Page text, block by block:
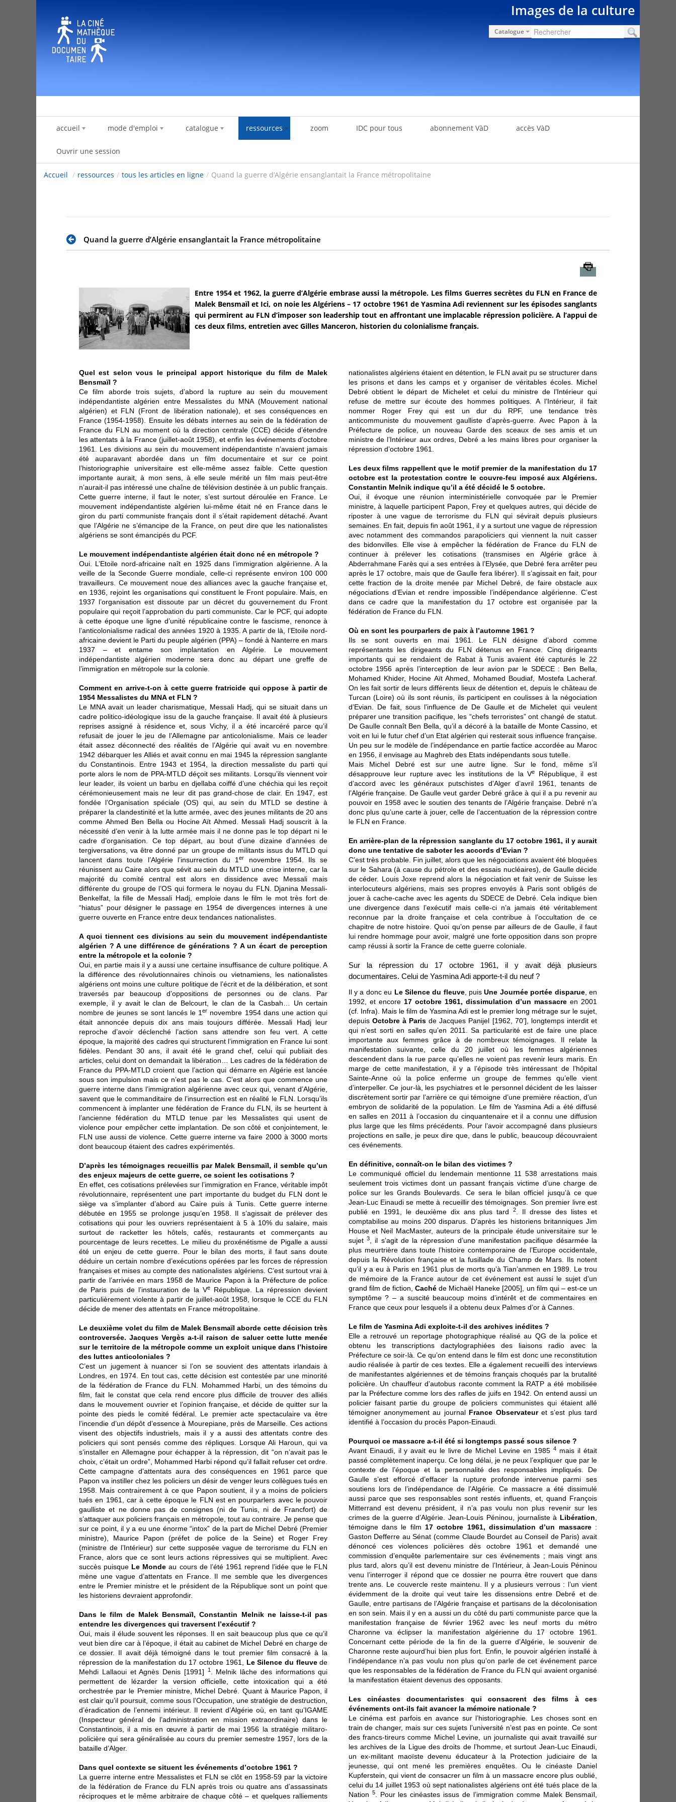
Images de la culture
Catalogue
accueil mode d'emploi catalogue ressources zoom IDC pour tous abonnement VàD accès VàD
Ouvrir une session
Accueil / ressources / tous les articles en ligne / Quand la guerre d’Algérie ensanglantait la France métropolitaine
Quand la guerre d’Algérie ensanglantait la France métropolitaine
Entre 1954 et 1962, la guerre d’Algérie embrase aussi la métropole. Les films Guerres secrètes du FLN en France de
Malek Bensmaïl et Ici, on noie les Algériens – 17 octobre 1961 de Yasmina Adi reviennent sur les épisodes sanglants
qui permirent au FLN d’imposer son leadership tout en affrontant une implacable répression policière. A l’appui de
ces deux films, entretien avec Gilles Manceron, historien du colonialisme français.
Quel est selon vous le principal apport historique du film de Malek
Bensmaïl ?
Ce film aborde trois sujets, d’abord la rupture au sein du mouvement
indépendantiste algérien entre Messalistes du MNA (Mouvement national
algérien) et FLN (Front de libération nationale), et ses conséquences en
France (1954-1958). Ensuite les débats internes au sein de la fédération de
France du FLN au moment où la direction centrale (CCE) décide d’étendre
les attentats à la France (juillet-août 1958), et enfin les événements d’octobre
1961. Les divisions au sein du mouvement indépendantiste n’avaient jamais
été auparavant abordée dans un film documentaire et sur ce point
l’historiographie universitaire est elle-même assez faible. Cette question
importante aurait, à mon sens, à elle seule mérité un film mais peut-être
n’aurait-il pas intéressé une chaîne de télévision destinée à un public français.
Cette guerre interne, il faut le noter, s’est surtout déroulée en France. Le
mouvement indépendantiste algérien lui-même était né en France dans le
giron du parti communiste français dont il s’était rapidement détaché. Avant
que l’Algérie ne s’émancipe de la France, on peut dire que les nationalistes
algériens se sont émancipés du PCF.
Le mouvement indépendantiste algérien était donc né en métropole ?
Oui. L’Etoile nord-africaine naît en 1925 dans l’immigration algérienne. A la
veille de la Seconde Guerre mondiale, celle-ci représente environ 100 000
travailleurs. Ce mouvement noue des alliances avec la gauche française et,
en 1936, rejoint les organisations qui constituent le Front populaire. Mais, en
1937 l’organisation est dissoute par un décret du gouvernement du Front
populaire qui reçoit l’approbation du parti communiste. Car le PCF, qui adopte
à cette époque une ligne d’unité républicaine contre le fascisme, renonce à
l’anticolonialisme radical des années 1920 à 1935. A partir de là, l’Etoile nord-
africaine devient le Parti du peuple algérien (PPA) – fondé à Nanterre en mars
1937 – et entame son implantation en Algérie. Le mouvement
indépendantiste algérien moderne sera donc au départ une greffe de
l’immigration en métropole sur la colonie.
Comment en arrive-t-on à cette guerre fratricide qui oppose à partir de
1954 Messalistes du MNA et FLN ?
Le MNA avait un leader charismatique, Messali Hadj, qui se situait dans un
cadre politico-idéologique issu de la gauche française. Il avait été à plusieurs
reprises assigné à résidence et, sous Vichy, il a été incarcéré parce qu’il
refusait de jouer le jeu de l’Allemagne par anticolonialisme. Mais ce leader
était assez déconnecté des réalités de l’Algérie qui avait vu en novembre
1942 débarquer les Alliés et avait connu en mai 1945 la répression sanglante
du Constantinois. Entre 1943 et 1954, la direction messaliste du parti qui
porte alors le nom de PPA-MTLD déçoit ses militants. Lorsqu’ils viennent voir
leur leader, ils voient un barbu en djellaba coiffé d’une chéchia qui les reçoit
cérémonieusement mais ne leur dit pas grand-chose de clair. En 1947, est
fondée l’Organisation spéciale (OS) qui, au sein du MTLD se destine à
préparer la clandestinité et la lutte armée, avec des jeunes militants de 20 ans
comme Ahmed Ben Bella ou Hocine Aït Ahmed. Messali Hadj souscrit à la
nécessité d’en venir à la lutte armée mais il ne donne pas le top départ ni le
cadre d’organisation. Ce top départ, au bout d’une dizaine d’années de
tergiversations, va être donné par un groupe de militants issus du MTLD qui
lancent dans toute l’Algérie l’insurrection du 1er
novembre 1954. Ils se
réunissent au Caire alors que sévit au sein du MTLD une crise interne, car la
majorité du comité central est alors en dissidence avec Messali mais
différente du groupe de l’OS qui formera le noyau du FLN. Djanina Messali-
Benkelfat, la fille de Messali Hadj, emploie dans le film le mot très fort de
“hiatus” pour désigner le passage en 1954 de divergences internes à une
guerre ouverte en France entre deux tendances nationalistes.
A quoi tiennent ces divisions au sein du mouvement indépendantiste
algérien ? A une différence de générations ? A un écart de perception
entre la métropole et la colonie ?
Oui, en partie mais il y a aussi une certaine insuffisance de culture politique. A
la différence des révolutionnaires chinois ou vietnamiens, les nationalistes
algériens ont moins une culture politique de l’écrit et de la délibération, et sont
traversés par beaucoup d’oppositions de personnes ou de clans. Par
exemple, il y avait le clan de Belcourt, le clan de la Casbah… Un certain
nombre de jeunes se sont lancés le 1er novembre 1954 dans une action qui
était annoncée depuis dix ans mais toujours différée. Messali Hadj leur
reproche d’avoir déclenché l’action sans attendre son feu vert. A cette
époque, la majorité des cadres qui structurent l’immigration en France lui sont
fidèles. Pendant 30 ans, il avait été le grand chef, celui qui publiait des
articles, celui dont on demandait la libération… Les cadres de la fédération de
France du PPA-MTLD croient que l’action qui démarre en Algérie est lancée
sous son impulsion mais ce n’est pas le cas. C’est alors que commence une
guerre interne dans l’immigration algérienne avec ceux qui, venant d’Algérie,
savent que le commanditaire de l’insurrection est en réalité le FLN. Lorsqu’ils
commencent à implanter une fédération de France du FLN, ils se heurtent à
l’ancienne fédération du MTLD tenue par les Messalistes qui usent de
violence pour empêcher cette implantation. De son côté et conjointement, le
FLN use aussi de violence. Cette guerre interne va faire 2000 à 3000 morts
dont beaucoup étaient des cadres expérimentés.
D’après les témoignages recueillis par Malek Bensmaïl, il semble qu’un
des enjeux majeurs de cette guerre, ce soient les cotisations ?
En effet, ces cotisations prélevées sur l’immigration en France, véritable impôt
révolutionnaire, représentent une part importante du budget du FLN dont le
siège va s’implanter d’abord au Caire puis à Tunis. Cette guerre interne
débutée en 1955 se prolonge jusqu’en 1958. Il s’agissait de prélever des
cotisations qui pour les ouvriers représentaient à 5 à 10% du salaire, mais
surtout de racketter les hôtels, cafés, restaurants et commerçants au
pourcentage de leurs recettes. Le milieu du proxénétisme de Pigalle a aussi
été un enjeu de cette guerre. Pour le bilan des morts, il faut sans doute
déduire un certain nombre d’exécutions opérées par les forces de répression
françaises et mises au compte des nationalistes algériens. C’est surtout vrai à
partir de l’arrivée en mars 1958 de Maurice Papon à la Préfecture de police
de Paris puis de l’instauration de la Ve
République. La répression devient
particulièrement violente à partir de juillet-août 1958, lorsque le CCE du FLN
décide de mener des attentats en France métropolitaine.
Le deuxième volet du film de Malek Bensmaïl aborde cette décision très
controversée. Jacques Vergès a-t-il raison de saluer cette lutte menée
sur le territoire de la métropole comme un exploit unique dans l’histoire
des luttes anticoloniales ?
C’est un jugement à nuancer si l’on se souvient des attentats irlandais à
Londres, en 1974. En tout cas, cette décision est contestée par une minorité
de la fédération de France du FLN. Mohammed Harbi, un des témoins du
film, fait le constat que cela rend encore plus difficile de trouver des alliés
dans le mouvement ouvrier et l’opinion française, et décide de quitter sur la
pointe des pieds le comité fédéral. Le premier acte spectaculaire va être
l’incendie d’un dépôt d’essence à Mourepiane, près de Marseille. Ces actions
visent des objectifs industriels, mais il y a aussi des attentats contre des
policiers qui sont pensés comme des répliques. Lorsque Ali Haroun, qui va
s’installer en Allemagne pour échapper à la répression, dit “on n’avait pas le
choix, c’était un ordre”, Mohammed Harbi répond qu’il fallait refuser cet ordre.
Cette campagne d’attentats aura des conséquences en 1961 parce que
Papon va instiller chez les policiers un désir de venger leurs collègues tués en
1958. Mais contrairement à ce que Papon soutient, il y a moins de policiers
tués en 1961, car à cette époque le FLN est en pourparlers avec le pouvoir
gaulliste et ne donne pas de consignes (ni de Tunis, ni de Francfort) de
s’attaquer aux policiers français en métropole, tout au contraire. Je pense que
sur ce point, il y a eu une énorme “intox” de la part de Michel Debré (Premier
ministre), Maurice Papon (préfet de police de la Seine) et Roger Frey
(ministre de l’Intérieur) sur cette supposée vague de terrorisme du FLN en
France, alors que ce sont leurs actions répressives qui se multiplient. Avec
succès puisque Le Monde au cours de l’été 1961 reprend l’idée que le FLN
mène une vague d’attentats en France. Il me semble que les divergences
entre le Premier ministre et le président de la République sont un point que
les historiens devraient approfondir.
Dans le film de Malek Bensmaïl, Constantin Melnik ne laisse-t-il pas
entendre les divergences qui traversent l’exécutif ?
Oui, mais il élude souvent les réponses. Il en sait beaucoup plus que ce qu’il
veut bien dire car à l’époque, il était au cabinet de Michel Debré en charge de
ce dossier. Il avait déjà témoigné dans le tout premier film consacré à la
répression de la manifestation du 17 octobre 1961, Le Silence du fleuvede
Mehdi Lallaoui et Agnès Denis [1991]
1. Melnik lâche des informations qui
permettent de lézarder la version officielle, cette intoxication qui a été
orchestrée par le Premier ministre, Michel Debré. Quant à Maurice Papon, il
est clair qu’il poursuit, comme sous l’Occupation, une stratégie de destruction,
d’éradication de l’ennemi intérieur. Il revient d’Algérie où, en tant qu’IGAME
(Inspecteur général de l’administration en mission extraordinaire) dans le
Constantinois, il a mis en œuvre à partir de mai 1956 la stratégie militaro-
policière qui sera généralisée au cours du premier semestre 1957, lors de la
bataille d’Alger.
Dans quel contexte se situent les événements d’octobre 1961 ?
La guerre interne entre Messalistes et FLN se clôt en 1958-59 par la victoire
de la fédération de France du FLN après trois ou quatre ans d’assassinats
réciproques et le même arbitraire de chaque côté – et quelques ralliements
nationalistes algériens étaient en détention, le FLN avait pu se structurer dans
les prisons et dans les camps et y organiser de véritables écoles. Michel
Debré obtient le départ de Michelet et celui du ministre de l’Intérieur qui
refuse de mettre sur écoute des hommes politiques. A l’Intérieur, il fait
nommer Roger Frey qui est un dur du RPF, une tendance très
anticommuniste du mouvement gaulliste d’après-guerre. Avec Papon à la
Préfecture de police, un nouveau Garde des sceaux de ses amis et un
ministre de l’Intérieur aux ordres, Debré a les mains libres pour organiser la
répression d’octobre 1961.
Les deux films rappellent que le motif premier de la manifestation du 17
octobre est la protestation contre le couvre-feu imposé aux Algériens.
Constantin Melnik indique qu’il a été décidé le 5 octobre.
Oui, il évoque une réunion interministérielle convoquée par le Premier
ministre, à laquelle participent Papon, Frey et quelques autres, qui décide de
riposter à une vague de terrorisme du FLN qui sévirait depuis plusieurs
semaines. En fait, depuis fin août 1961, il y a surtout une vague de répression
avec notamment des commandos parapoliciers qui viennent la nuit casser
des bidonvilles. Elle vise à empêcher la fédération de France du FLN de
continuer à prélever les cotisations (transmises en Algérie grâce à
Abderrahmane Farès qui a ses entrées à l’Elysée, que Debré fera arrêter peu
après le 17 octobre, mais que de Gaulle fera libérer). Il s’agissait en fait, pour
cette fraction de la droite menée par Michel Debré, de faire obstacle aux
négociations d’Evian et rendre impossible l’indépendance algérienne. C’est
dans ce cadre que la manifestation du 17 octobre est organisée par la
fédération de France du FLN.
Où en sont les pourparlers de paix à l’automne 1961 ?
Ils se sont ouverts en mai 1961. Le FLN désigne d’abord comme
représentants les dirigeants du FLN détenus en France. Cinq dirigeants
importants qui se rendaient de Rabat à Tunis avaient été capturés le 22
octobre 1956 après l’interception de leur avion par le SDECE : Ben Bella,
Mohamed Khider, Hocine Aït Ahmed, Mohamed Boudiaf, Mostefa Lacheraf.
On les fait sortir de leurs différents lieux de détention et, depuis le château de
Turcan (Loire) où ils sont réunis, ils participent en coulisses à la négociation
d’Evian. De fait, sous l’influence de De Gaulle et de Michelet qui veulent
préparer une transition pacifique, les “chefs terroristes” ont changé de statut.
De Gaulle connaît Ben Bella, qu’il a décoré à la bataille de Monte Cassino, et
voit en lui le futur chef d’un Etat algérien qui resterait sous influence française.
Un peu sur le modèle de l’indépendance en partie factice accordée au Maroc
en 1956, il envisage au Maghreb des Etats indépendants sous tutelle.
Mais Michel Debré est sur une autre ligne. Sur le fond, même s’il
désapprouve leur rupture avec les institutions de la Ve
République, il est
d’accord avec les généraux putschistes d’Alger d’avril 1961, tenants de
l’Algérie française. De Gaulle veut garder Debré grâce à qui il a pu revenir au
pouvoir en 1958 avec le soutien des tenants de l’Algérie française. Debré n’a
donc plus qu’une carte à jouer, celle de l’accentuation de la répression contre
le FLN en France.
En arrière-plan de la répression sanglante du 17 octobre 1961, il y aurait
donc une tentative de saboter les accords d’Evian ?
C’est très probable. Fin juillet, alors que les négociations avaient été bloquées
sur le Sahara (à cause du pétrole et des essais nucléaires), de Gaulle décide
de céder. Louis Joxe reprend alors la négociation et fait venir de Suisse les
interlocuteurs algériens, mais ses propres envoyés à Paris sont obligés de
jouer à cache-cache avec les agents du SDECE de Debré. Cela indique bien
une divergence dans l’exécutif mais celle-ci n’a jamais été véritablement
reconnue par la droite française et cela contribue à l’occultation de ce
chapitre de notre histoire. Quoi qu’on pense par ailleurs de de Gaulle, il faut
lui rendre hommage pour avoir, malgré une forte opposition dans son propre
camp réussi à sortir la France de cette guerre coloniale.
Sur la répression du 17 octobre 1961, il y avait déjà plusieurs
documentaires. Celui de Yasmina Adi apporte-t-il du neuf ?
Il y a donc eu Le Silence du fleuve, puisUne Journée portée disparue, en
1992, et encore 17 octobre 1961, dissimulation d’un massacreen 2001
(cf. Infra). Mais le film de Yasmina Adi est le premier long métrage sur le sujet,
depuis Octobre à Paris de Jacques Panijel [1962, 70’], longtemps interdit et
qui n’est sorti en salles qu’en 2011. Sa particularité est de faire une place
importante aux femmes grâce à de nombreux témoignages. Il relate la
manifestation suivante, celle du 20 juillet où les femmes algériennes
descendent dans la rue parce qu’elles ne voient pas revenir leurs maris. En
marge de cette manifestation, il y a l’épisode très intéressant de l’hôpital
Sainte-Anne où la police enferme un groupe de femmes qu’elle vient
d’interpeller. Ce jour-là, les psychiatres et le personnel décident de les laisser
discrètement sortir par l’arrière ce qui témoigne d’une première réaction, d’un
embryon de solidarité de la population. Le film de Yasmina Adi a été diffusé
en salles en 2011 à l’occasion du cinquantenaire et il a connu une diffusion
plus large que les films précédents. Pour l’avoir accompagné dans plusieurs
projections en salle, je peux dire que, dans le public, beaucoup découvraient
ces événements.
En définitive, connaît-on le bilan des victimes ?
Le communiqué officiel du lendemain mentionne 11 538 arrestations mais
seulement trois victimes dont un passant français victime d’une charge de
police sur les Grands Boulevards. Ce sera le bilan officiel jusqu’à ce que
Jean-Luc Einaudi se mette à recueillir des témoignages. Son premier livre est
publié en 1991, le deuxième dix ans plus tard
2. Il dresse des listes et
comptabilise au moins 200 disparus. D’après les historiens britanniques Jim
House et Neil MacMaster, auteurs de la principale étude universitaire sur le
sujet 3, il s’agit de la répression d’une manifestation pacifique désarmée la
plus meurtrière dans toute l’histoire contemporaine de l’Europe occidentale,
depuis la Révolution française et la fusillade du Champ de Mars. Ils notent
qu’il y a eu à Paris en 1961 plus de morts qu’à Tian’anmen en 1989. Le trou
de mémoire de la France autour de cet événement est aussi le sujet d’un
grand film de fiction,Caché de Michaël Haneke [2005], un film qui – est-ce un
symptôme ? – a suscité beaucoup moins d’intérêt et de commentaires en
France que ceux pour lesquels il a obtenu deux Palmes d’or à Cannes.
Le film de Yasmina Adi exploite-t-il des archives inédites ?
Elle a retrouvé un reportage photographique réalisé au QG de la police et
obtenu les transcriptions dactylographiées des liaisons radio avec la
Préfecture ce soir-là. Ce qu’on entend dans le film est donc une reconstitution
audio réalisée à partir de ces textes. Elle a également recueilli des interviews
de manifestantes algériennes et de témoins français choqués par la brutalité
policière. Un chauffeur d’autobus raconte comment la RATP a été mobilisée
par la Préfecture comme lors des rafles de juifs en 1942. On entend aussi un
policier faisant partie du groupe de policiers communistes qui étaient allé
témoigner anonymement au journal France Observateuret s’est plus tard
identifié à l’occasion du procès Papon-Einaudi.
Pourquoi ce massacre a-t-il été si longtemps passé sous silence ?
Avant Einaudi, il y avait eu le livre de Michel Levine en 19854 mais il était
passé complètement inaperçu. Ce long délai, je ne peux l’expliquer que par le
contexte de l’époque et la personnalité des responsables impliqués. De
Gaulle s’est efforcé d’effacer la rupture profonde intervenue parmi ses
soutiens lors de l’indépendance de l’Algérie. Ce massacre a été dissimulé
aussi parce que ses responsables sont restés influents, et, quand François
Mitterrand est devenu président, il n’a pas voulu non plus revenir sur les
crimes de la guerre d’Algérie. Jean-Louis Péninou, journaliste à Libération,
témoigne dans le film 17 octobre 1961, dissimulation d’un massacre:
Gaston Defferre au Sénat (comme Claude Bourdet au Conseil de Paris) avait
dénoncé ces violences policières dès octobre 1961 et demandé une
commission d’enquête parlementaire sur ces événements ; mais vingt ans
plus tard, alors qu’il est devenu ministre de l’Intérieur, à Jean-Louis Péninou
venu l’interroger il répond que ce dossier ne pourra être rouvert que dans
trente ans. Le couvercle reste maintenu. Il y a plusieurs verrous : l’un vient
évidemment de la droite qui veut taire les dissensions entre Debré et de
Gaulle, entre partisans de l’Algérie française et partisans de la décolonisation
en son sein. Mais il y en a aussi un du côté du parti communiste parce que la
manifestation française de février 1962 avec les neuf morts du métro
Charonne va éclipser la manifestation algérienne du 17 octobre 1961.
Concernant cette période de la fin de la guerre d’Algérie, le souvenir de
Charonne reste aujourd’hui bien plus fort. Enfin, le pouvoir algérien installé à
l’indépendance n’a pas voulu non plus qu’on parle de cet événement parce
que les responsables de la fédération de France du FLN qui avaient organisé
la manifestation étaient devenus des opposants.
Les cinéastes documentaristes qui consacrent des films à ces
événements ont-ils fait avancer la mémoire nationale ?
Le cinéma est parfois en avance sur l’historiographie. Les choses sont en
train de changer, mais sur ces sujets l’université n’est pas en pointe. Ce sont
des francs-tireurs comme Michel Levine, un journaliste qui avait travaillé sur
les archives de la Ligue des droits de l’homme, et surtout Jean-Luc Einaudi,
un ex-militant maoïste devenu éducateur à la Protection judiciaire de la
jeunesse, qui ont mené les premières enquêtes. Ou le cinéaste Daniel
Kupferstein, qui vient de consacrer un film à un massacre encore plus oublié,
celui du 14 juillet 1953 où sept nationalistes algériens ont été tués place de la
Nation 5. Pour les cinéastes issus de l’immigration comme Malek Bensmaïl,